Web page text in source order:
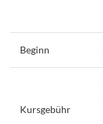
Beginn
Kursgebühr